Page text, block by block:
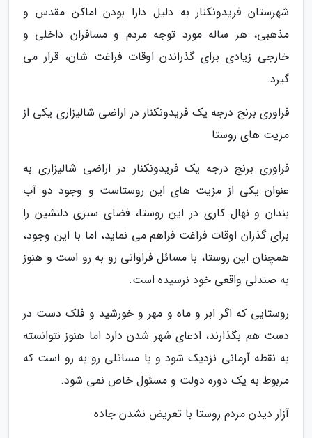
شهرستان فریدونکنار به دلیل دارا بودن اماکن مقدس و
مذهبی، هر ساله مورد توجه مردم و مسافران داخلی و
خارجی زیادی برای گذراندن اوقات فراغت شان، قرار می
گیرد.
فراوری برنج درجه یک فریدونکنار در اراضی شالیزاری یکی از
مزیت های روستا
فراوری برنج درجه یک فریدونکنار در اراضی شالیزاری به
عنوان یکی از مزیت های این روستاست و وجود دو آب
بندان و نهال کاری در این روستا، فضای سبزی دلنشین را
برای گذران اوقات فراغت فراهم می نماید، اما با این وجود،
همچنان این روستا، با مسائل فراوانی رو به رو است و هنوز
به صندلی واقعی خود نرسیده است.
روستایی که اگر ابر و ماه و مهر و خورشید و فلک دست در
دست هم بگذارند، ادعای شهر شدن دارد اما هنوز نتوانسته
به نقطه آرمانی نزدیک شود و با مسائلی رو به رو است که
مربوط به یک دوره دولت و مسئول خاص نمی شود.
آزار دیدن مردم روستا با تعریض نشدن جاده